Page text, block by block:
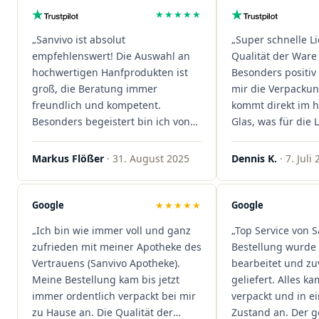
★★★★★
„Sanvivo ist absolut
empfehlenswert! Die Auswahl an
hochwertigen Hanfprodukten ist
groß, die Beratung immer
freundlich und kompetent.
Besonders begeistert bin ich von
der schnellen Rezeptannahme –
alles läuft unkompliziert und
sind extrem zügig, was mir jedes
Mal viel Zeit spart. Man merkt,
Kundenzufriedenheit an erster
Stelle stehen. Vielen Dank an das
Team von Sanvivo – ich bin
rundum begeistert!"
Markus Flößer · 31. August 2025
„Super schnelle
Qualität der
Besonders
mir die
kommt direkt im
Glas, was für die
ist. Ich bestelle
wieder!"
Dennis K. · 7. Juli
Google ★★★★★
„Ich bin wie immer voll und ganz
zufrieden mit meiner Apotheke des
Vertrauens (Sanvivo Apotheke).
Meine Bestellung kam bis jetzt
immer ordentlich verpackt bei mir
zu Hause an. Die Qualität der
Google
„Top Service von
Bestellung wurde
bearbeitet und
geliefert. Alles
verpackt und in
Zustand an. Der